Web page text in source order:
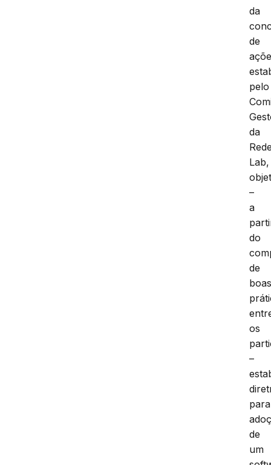
da
de
pelo
da
Lab,
–
a
do
de
os
–
para
de
um